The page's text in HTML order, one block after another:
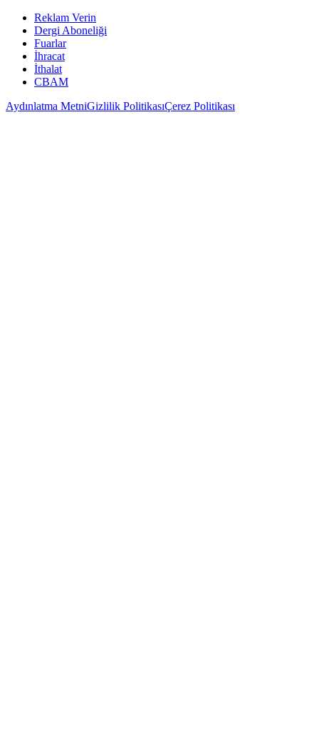
Reklam Verin
Dergi Aboneliği
Fuarlar
İhracat
İthalat
CBAM
Aydınlatma MetniGizlilik PolitikasıÇerez Politikası